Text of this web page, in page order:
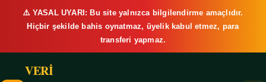
⚠️ YASAL UYARI: Bu site yalnızca bilgilendirme amaçlıdır.
Hiçbir şekilde bahis oynatmaz, üyelik kabul etmez, para
transferi yapmaz.
VERİ